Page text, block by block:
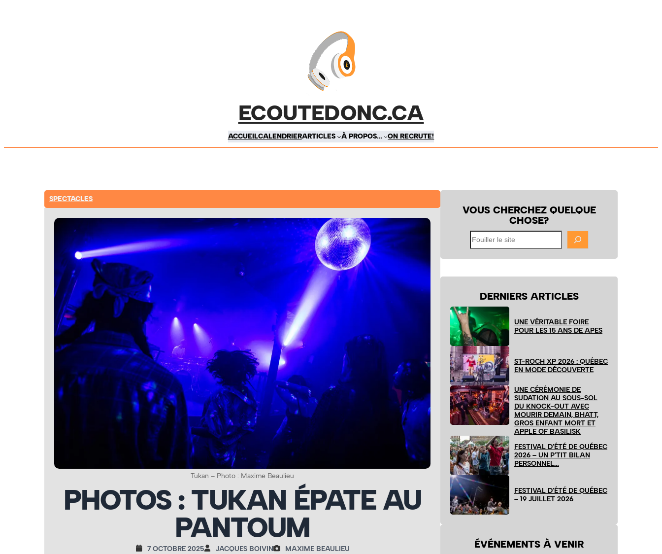
ECOUTEDONC.CA
ACCUEILCALENDRIERARTICLES À PROPOS… ON RECRUTE!
SPECTACLES
Tukan – Photo : Maxime Beaulieu
PHOTOS : TUKAN ÉPATE AU
PANTOUM
7 OCTOBRE 2025 JACQUES BOIVIN MAXIME BEAULIEU
VOUS CHERCHEZ QUELQUE
CHOSE?
Fouiller
le
site
DERNIERS ARTICLES
UNE VÉRITABLE FOIRE
POUR LES 15 ANS DE APES
ST-ROCH XP 2026 : QUÉBEC
EN MODE DÉCOUVERTE
UNE CÉRÉMONIE DE
SUDATION AU SOUS-SOL
DU KNOCK-OUT AVEC
MOURIR DEMAIN, BHATT,
GROS ENFANT MORT ET
APPLE OF BASILISK
FESTIVAL D’ÉTÉ DE QUÉBEC
2026 – UN P’TIT BILAN
PERSONNEL…
FESTIVAL D’ÉTÉ DE QUÉBEC
– 19 JUILLET 2026
ÉVÉNEMENTS À VENIR